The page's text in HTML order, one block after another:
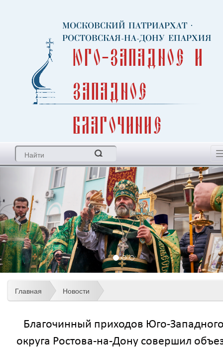
МОСКОВСКИЙ ПАТРИАРХАТ ·
РОСТОВСКАЯ-НА-ДОНУ ЕПАРХИЯ
Юго-Западное и
Западное
благочиние
Главная Новости
Благочинный приходов Юго-
округа Ростова-на-Дону совершил